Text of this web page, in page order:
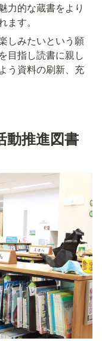
力的な蔵書をより
す。
しみたいという願
目指し読書に親し
う資料の刷新、充
動推進図書